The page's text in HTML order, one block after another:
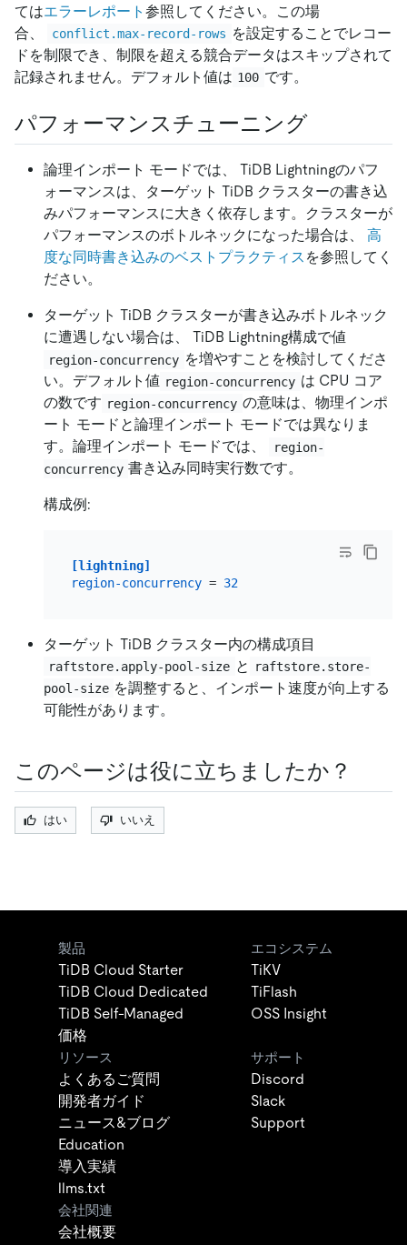
てはエラーレポート 参照してください。この場
合、
conflict.max-record-rows を設定することでレコー
ドを制限でき、制限を超える競合データはスキップされて
記録されません。デフォルト値は 100 です。
パフォーマンスチューニング
論理インポート モードでは、 TiDB Lightningのパフ
ォーマンスは、ターゲット TiDB クラスターの書き込
みパフォーマンスに大きく依存します。クラスターが
パフォーマンスのボトルネックになった場合は、 高
度な同時書き込みのベストプラクティス を参照してく
ださい。
ターゲット TiDB クラスターが書き込みボトルネック
に遭遇しない場合は、 TiDB Lightning構成で値
region-concurrency を増やすことを検討してくださ
い。デフォルト値 region-concurrency は CPU コア
の数です region-concurrency の意味は、物理インポ
ート モードと論理インポート モードでは異なりま
す。論理インポート モードでは、
region-
concurrency 書き込み同時実行数です。
構成例:
[lightning]
region-concurrency = 32
ターゲット TiDB クラスター内の構成項目
raftstore.apply-pool-size と
raftstore.store-
pool-size を調整すると、インポート速度が向上する
可能性があります。
このページは役に立ちましたか？
はい いいえ
製品
TiDB Cloud Starter
TiDB Cloud Dedicated
TiDB Self-Managed
価格
エコシステム
TiKV
TiFlash
OSS Insight
リソース
よくあるご質問
開発者ガイド
ニュース&ブログ
Education
導入実績
llms.txt
サポート
Discord
Slack
Support
会社関連
会社概要